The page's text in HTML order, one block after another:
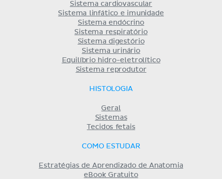
Sistema cardiovascular
Sistema linfático e imunidade
Sistema endócrino
Sistema respiratório
Sistema digestório
Sistema urinário
Equilíbrio hidro-eletrolítico
Sistema reprodutor
HISTOLOGIA
Geral
Sistemas
Tecidos fetais
COMO ESTUDAR
Estratégias de Aprendizado de Anatomia
eBook Gratuito